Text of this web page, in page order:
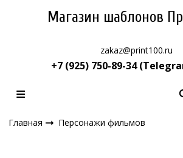
Магазин шаблонов
zakaz@print100.ru
+7 (925) 750-89-34
Главная Персонажи фильмов